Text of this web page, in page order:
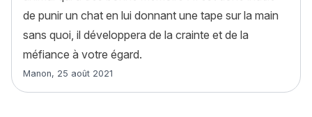
de punir un chat en lui donnant une tape sur la main
sans quoi, il développera de la crainte et de la
méfiance à votre égard.
Article rédigé par
Manon, 25 août 2021